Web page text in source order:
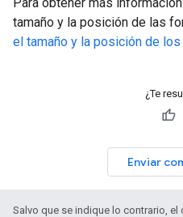
tamaño y la posición de las
el tamaño y la posición de
¿Te
Enviar
Salvo que se indique lo contrario,